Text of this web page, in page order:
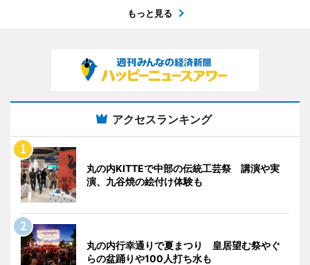
もっと見る
アクセスランキング
丸の内KITTEで中部の伝統工芸祭 講演や実
演、九谷焼の絵付け体験も
丸の内行幸通りで夏まつり 皇居望む祭やぐ
らの盆踊りや100人打ち水も